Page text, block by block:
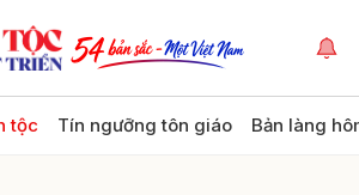
tộc Tín ngưỡng tôn giáo Bản làng